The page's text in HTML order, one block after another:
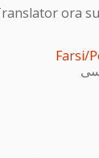
ora
Farsi/